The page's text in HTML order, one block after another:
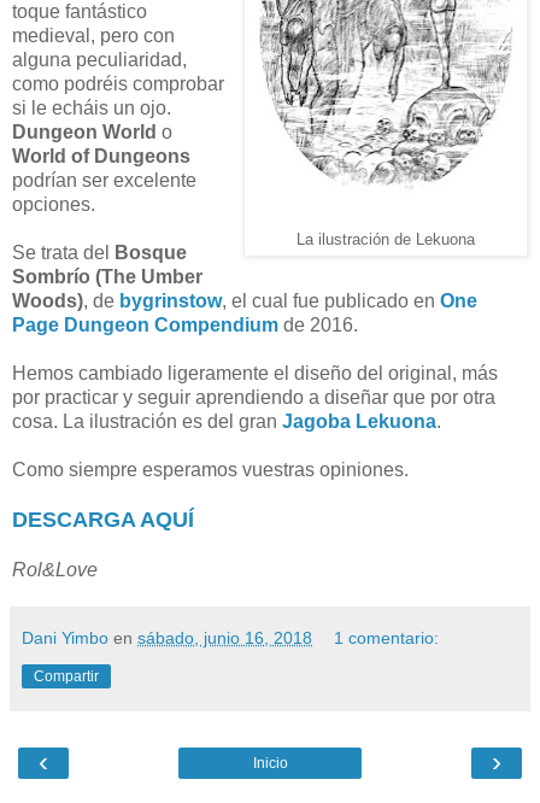
La ilustración de Lekuona
toque fantástico
medieval, pero con
alguna peculiaridad,
como podréis comprobar
si le echáis un ojo.
Dungeon World o
World of Dungeons
podrían ser excelente
opciones.
Se trata del
Bosque
Sombrío (The Umber
Woods), de bygrinstow, el cual fue publicado en One
Page Dungeon Compendium de 2016.
Hemos cambiado ligeramente el diseño del original, más
por practicar y seguir aprendiendo a diseñar que por otra
cosa. La ilustración es del gran Jagoba Lekuona.
Como siempre esperamos vuestras opiniones.
DESCARGA AQUÍ
Rol&Love
Dani Yimbo en sábado, junio 16, 2018 1 comentario:
Compartir
‹ ›
Inicio